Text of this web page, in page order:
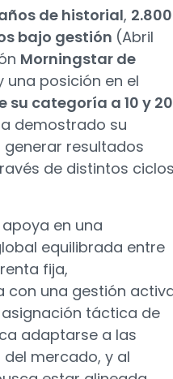
de historial, 2.800
bajo gestión (Abril
Morningstar de
una posición en el
su categoría a 10 y 20
demostrado su
resultados
de distintos
en una
equilibrada entre
fija,
con una gestión
táctica de
adaptarse a las
mercado, y al